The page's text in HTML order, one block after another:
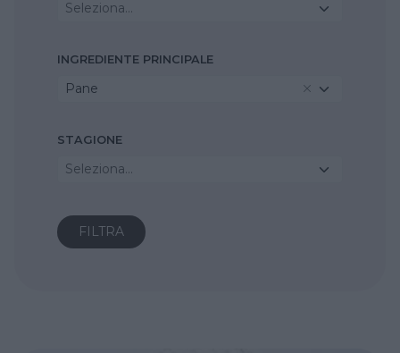
Seleziona...
INGREDIENTE PRINCIPALE
Pane
STAGIONE
Seleziona...